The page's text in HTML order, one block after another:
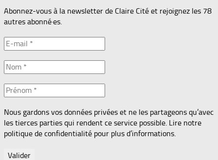
Abonnez-vous à la newsletter de Claire Cité et rejoignez les 78
autres abonné·es.
Nous gardons vos données privées et ne les partageons qu’avec
les tierces parties qui rendent ce service possible. Lire notre
politique de confidentialité pour plus d’informations.